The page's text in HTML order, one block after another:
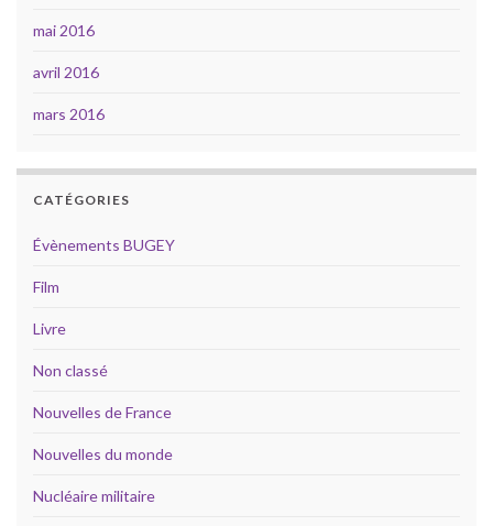
mai 2016
avril 2016
mars 2016
CATÉGORIES
Évènements BUGEY
Film
Livre
Non classé
Nouvelles de France
Nouvelles du monde
Nucléaire militaire